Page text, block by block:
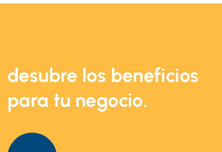
desubre los beneficios
para tu negocio.